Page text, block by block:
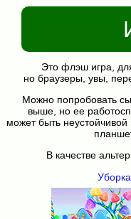
Это флэш игра,
но браузеры, увы,
Можно попробовать
выше, но ее
может быть неустойчивой
В качестве